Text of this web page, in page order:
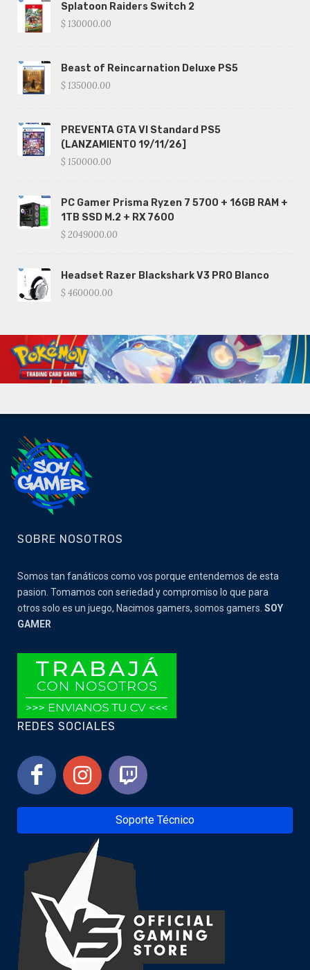
Splatoon Raiders Switch 2
$ 130000.00
Beast of Reincarnation Deluxe PS5
$ 135000.00
PREVENTA GTA VI Standard PS5
(LANZAMIENTO 19/11/26]
$ 150000.00
PC Gamer Prisma Ryzen 7 5700 + 16GB RAM +
1TB SSD M.2 + RX 7600
$ 2049000.00
Headset Razer Blackshark V3 PRO Blanco
$ 460000.00
SOBRE NOSOTROS
Somos tan fanáticos como vos porque entendemos de esta
pasion. Tomamos con seriedad y compromiso lo que para
otros solo es un juego, Nacimos gamers, somos gamers. SOY
GAMER
REDES SOCIALES
Soporte Técnico